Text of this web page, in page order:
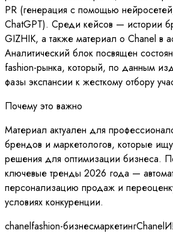
PR (генерация с помощью
ChatGPT). Среди кейсов — истории
GIZHIK, а также материал о Chanel в
Аналитический блок посвящен
fashion-рынка, который, по данным
фазы экспансии к жесткому отбору
Почему это важно
Материал актуален для
брендов и маркетологов, которые
решения для оптимизации бизнеса.
ключевые тренды 2026 года —
персонализацию продаж и
условиях конкуренции.
chanelfashion-бизнесмаркетингChanel